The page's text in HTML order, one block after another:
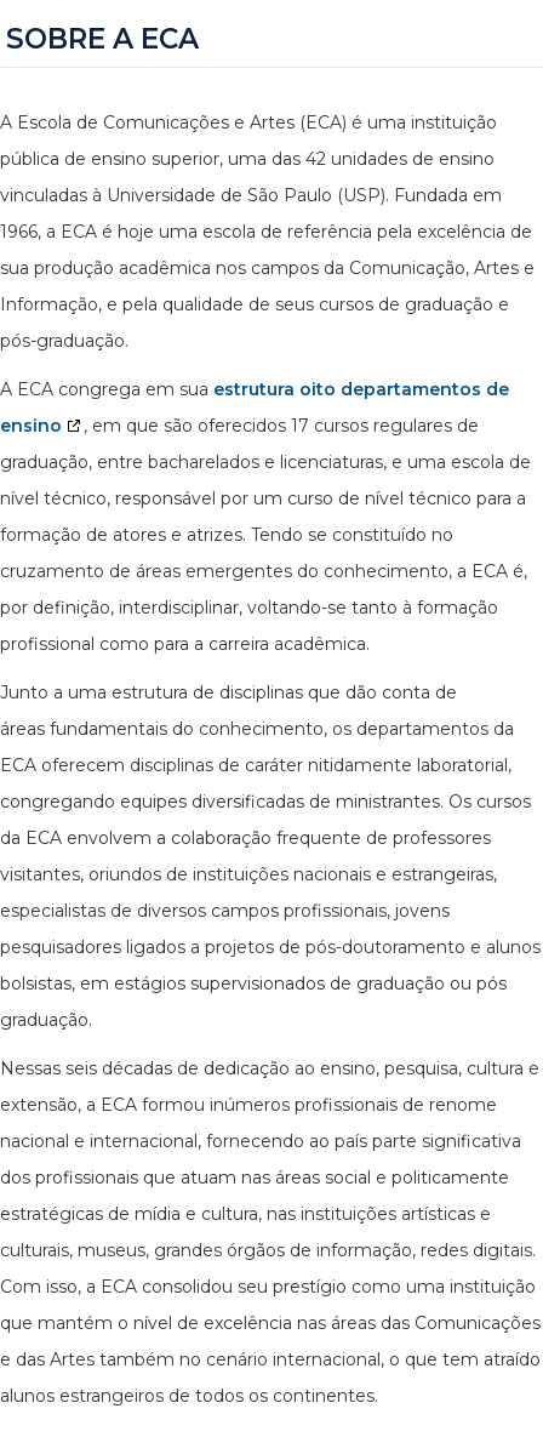
SOBRE A ECA
A Escola de Comunicações e Artes (ECA) é uma instituição
pública de ensino superior, uma das 42 unidades de ensino
vinculadas à Universidade de São Paulo (USP). Fundada em
1966, a ECA é hoje uma escola de referência pela excelência de
sua produção acadêmica nos campos da Comunicação, Artes e
Informação, e pela qualidade de seus cursos de graduação e
pós-graduação.
A ECA congrega em sua estrutura oito departamentos de
ensino
, em que são oferecidos 17 cursos regulares de
graduação, entre bacharelados e licenciaturas, e uma escola de
nível técnico, responsável por um curso de nível técnico para a
formação de atores e atrizes. Tendo se constituído no
cruzamento de áreas emergentes do conhecimento, a ECA é,
por definição, interdisciplinar, voltando-se tanto à formação
profissional como para a carreira acadêmica.
Junto a uma estrutura de disciplinas que dão conta de
áreas fundamentais do conhecimento, os departamentos da
ECA oferecem disciplinas de caráter nitidamente laboratorial,
congregando equipes diversificadas de ministrantes. Os cursos
da ECA envolvem a colaboração frequente de professores
visitantes, oriundos de instituições nacionais e estrangeiras,
especialistas de diversos campos profissionais, jovens
pesquisadores ligados a projetos de pós-doutoramento e alunos
bolsistas, em estágios supervisionados de graduação ou pós
graduação.
Nessas seis décadas de dedicação ao ensino, pesquisa, cultura e
extensão, a ECA formou inúmeros profissionais de renome
nacional e internacional, fornecendo ao país parte significativa
dos profissionais que atuam nas áreas social e politicamente
estratégicas de mídia e cultura, nas instituições artísticas e
culturais, museus, grandes órgãos de informação, redes digitais.
Com isso, a ECA consolidou seu prestígio como uma instituição
que mantém o nível de excelência nas áreas das Comunicações
e das Artes também no cenário internacional, o que tem atraído
alunos estrangeiros de todos os continentes.